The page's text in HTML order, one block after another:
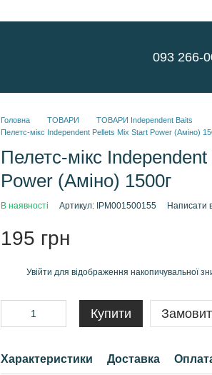
093 266-
Головна ТОВАРИ
ТОВАРИ Independent Baits
Пелетс-мікс Independent Pellets Mix Start Power (Аміно)
Пелетс-мікс
Power (Аміно) 1500г
В наявності Артикул: IPM001500155 Написати
195 грн
Увійти для відображення накопичувальної
Купити
Характеристики Доставка